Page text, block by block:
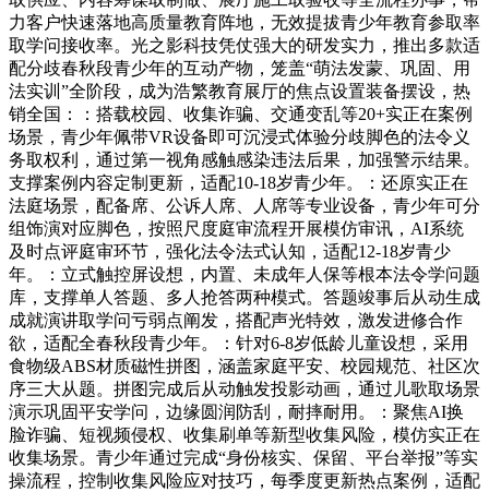
力客户快速落地高质量教育阵地，无效提拔青少年教育参取率
取学问接收率。光之影科技凭仗强大的研发实力，推出多款适
配分歧春秋段青少年的互动产物，笼盖“萌法发蒙、巩固、用
法实训”全阶段，成为浩繁教育展厅的焦点设置装备摆设，热
销全国：：搭载校园、收集诈骗、交通变乱等20+实正在案例
场景，青少年佩带VR设备即可沉浸式体验分歧脚色的法令义
务取权利，通过第一视角感触感染违法后果，加强警示结果。
支撑案例内容定制更新，适配10-18岁青少年。：还原实正在
法庭场景，配备席、公诉人席、人席等专业设备，青少年可分
组饰演对应脚色，按照尺度庭审流程开展模仿审讯，AI系统
及时点评庭审环节，强化法令法式认知，适配12-18岁青少
年。：立式触控屏设想，内置、未成年人保等根本法令学问题
库，支撑单人答题、多人抢答两种模式。答题竣事后从动生成
成就演讲取学问亏弱点阐发，搭配声光特效，激发进修合作
欲，适配全春秋段青少年。：针对6-8岁低龄儿童设想，采用
食物级ABS材质磁性拼图，涵盖家庭平安、校园规范、社区次
序三大从题。拼图完成后从动触发投影动画，通过儿歌取场景
演示巩固平安学问，边缘圆润防刮，耐摔耐用。：聚焦AI换
脸诈骗、短视频侵权、收集刷单等新型收集风险，模仿实正在
收集场景。青少年通过完成“身份核实、保留、平台举报”等实
操流程，控制收集风险应对技巧，每季度更新热点案例，适配